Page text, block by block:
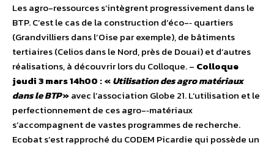
Les agro-­ressources s‘intègrent progressivement dans le
BTP. C’est le cas de la construction d’éco-­‐ quartiers
(Grandvilliers dans l’Oise par exemple), de bâtiments
tertiaires (Celios dans le Nord, près de Douai) et d’autres
réalisations, à découvrir lors du Colloque. – Colloque
jeudi 3 mars 14h00 : «Utilisation des agro matériaux
dans le BTP»avec l’association Globe 21. L’utilisation et le
perfectionnement de ces agro-­‐matériaux
s’accompagnent de vastes programmes de recherche.
Ecobat s’est rapproché du CODEM Picardie qui possède un